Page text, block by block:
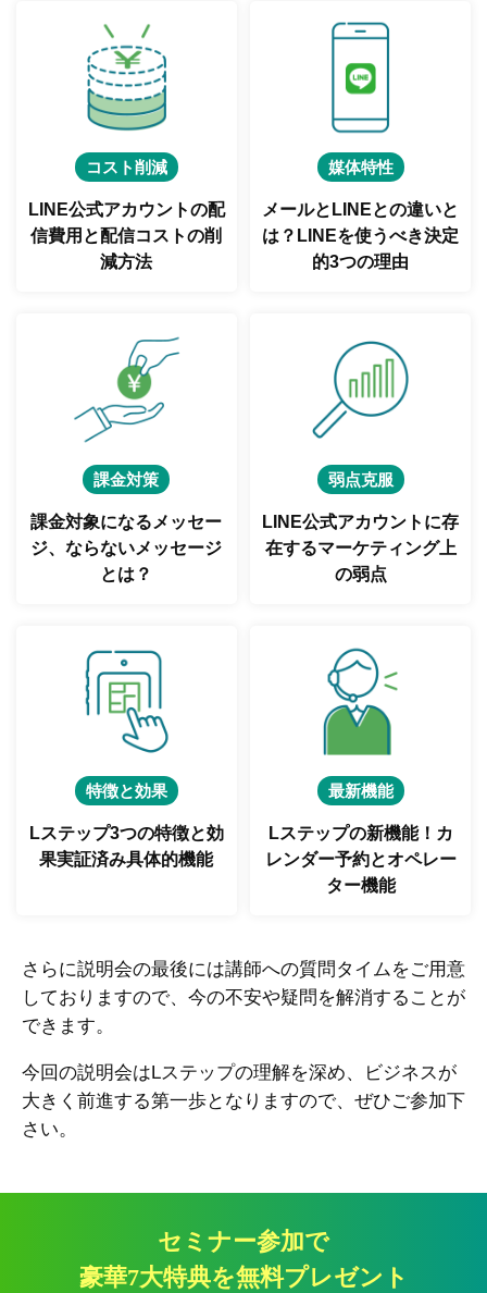
コスト削減
LINE公式アカウントの配
信費用と配信コストの削
減方法
媒体特性
メールとLINEとの違いと
は？ LINEを使うべき決定
的3つの理由
課金対策
課金対象になるメッセー
ジ、ならないメッセージ
とは？
弱点克服
LINE公式アカウントに存
在するマーケティング上
の弱点
特徴と効果
Lステップ3つの特徴と効
果実証済み具体的機能
最新機能
Lステップの新機能！ カ
レンダー予約とオペレー
ター機能
さらに説明会の最後には講師への質問タイムをご用意
しておりますので、今の不安や疑問を解消することが
できます。
今回の説明会はLステップの理解を深め、ビジネスが
大きく前進する第一歩となりますので、ぜひご参加下
さい。
セミナー参加で
豪華7大特典を無料プレゼント